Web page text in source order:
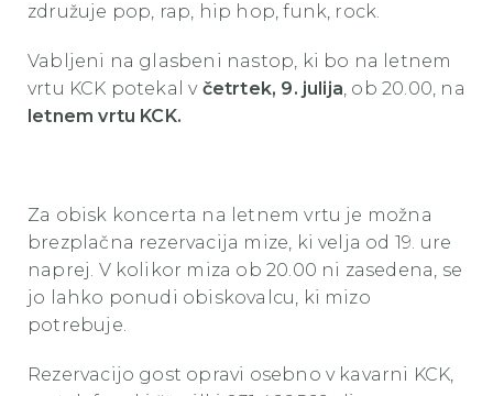
združuje pop, rap, hip hop, funk, rock.
Vabljeni na glasbeni nastop, ki bo na letnem
vrtu KCK potekal v četrtek, 9. julija, ob 20.00, na
letnem vrtu KCK.
Za obisk koncerta na letnem vrtu je možna
brezplačna rezervacija mize, ki velja od 19. ure
naprej. V kolikor miza ob 20.00 ni zasedena, se
jo lahko ponudi obiskovalcu, ki mizo
potrebuje.
Rezervacijo gost opravi osebno v kavarni KCK,